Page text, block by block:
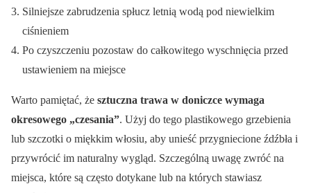
Silniejsze zabrudzenia spłucz letnią wodą pod niewielkim
ciśnieniem
Po czyszczeniu pozostaw do całkowitego wyschnięcia przed
ustawieniem na miejsce
Warto pamiętać, że sztuczna trawa w doniczce wymaga
okresowego „czesania”. Użyj do tego plastikowego grzebienia
lub szczotki o miękkim włosiu, aby unieść przygniecione źdźbła i
przywrócić im naturalny wygląd. Szczególną uwagę zwróć na
miejsca, które są często dotykane lub na których stawiasz